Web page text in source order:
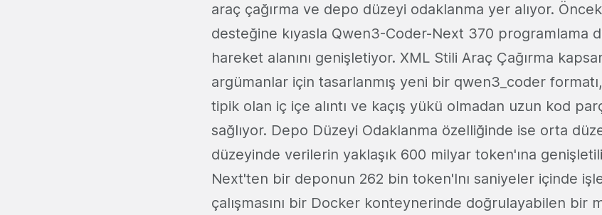
araç çağırma ve depo düzeyi odaklanma yer alıyor.
desteğine kıyasla Qwen3-Coder-Next 370 programlama
hareket alanını genişletiyor. XML Stili Araç Çağırma
argümanlar için tasarlanmış yeni bir qwen3_coder
tipik olan iç içe alıntı ve kaçış yükü olmadan uzun kod
sağlıyor. Depo Düzeyi Odaklanma özelliğinde ise orta
düzeyinde verilerin yaklaşık 600 milyar token'ına
Next'ten bir deponun 262 bin token'Inı saniyeler içinde
çalışmasını bir Docker konteynerinde doğrulayabilen bir